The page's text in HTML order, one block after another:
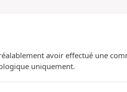
avoir effectué une
uniquement.